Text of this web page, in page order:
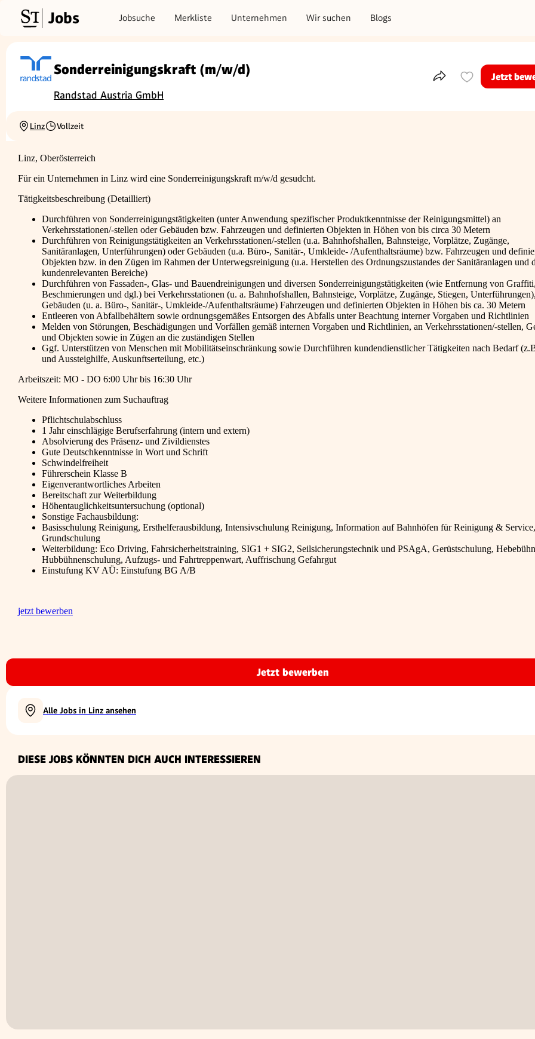
Jobs Jobsuche Merkliste Unternehmen Wir suchen Blogs
Sonderreinigungskraft (m/w/d)
Randstad Austria GmbH
Teile dieses Inserat
Jetzt
Ortschaft
Linz
Beschäftigungsart
Vollzeit
Linz, Oberösterreich
Für ein Unternehmen in Linz wird eine Sonderreinigungskraft m/w/d gesudcht.
Tätigkeitsbeschreibung (Detailliert)
Durchführen von Sonderreinigungstätigkeiten (unter Anwendung spezifischer Produktkenntnisse der Reinigungsmittel) an
Verkehrsstationen/-stellen oder Gebäuden bzw. Fahrzeugen und definierten Objekten in Höhen von bis circa 30 Metern
Durchführen von Reinigungstätigkeiten an Verkehrsstationen/-stellen (u.a. Bahnhofshallen, Bahnsteige, Vorplätze, Zugänge,
Sanitäranlagen, Unterführungen) oder Gebäuden (u.a. Büro-, Sanitär-, Umkleide- /Aufenthaltsräume) bzw. Fahrzeugen und
Objekten bzw. in den Zügen im Rahmen der Unterwegsreinigung (u.a. Herstellen des Ordnungszustandes der Sanitäranlagen und
kundenrelevanten Bereiche)
Durchführen von Fassaden-, Glas- und Bauendreinigungen und diversen Sonderreinigungstätigkeiten (wie Entfernung von Graffiti,
Beschmierungen und dgl.) bei Verkehrsstationen (u. a. Bahnhofshallen, Bahnsteige, Vorplätze, Zugänge, Stiegen, Unterführungen),
Gebäuden (u. a. Büro-, Sanitär-, Umkleide-/Aufenthaltsräume) Fahrzeugen und definierten Objekten in Höhen bis ca. 30 Metern
Entleeren von Abfallbehältern sowie ordnungsgemäßes Entsorgen des Abfalls unter Beachtung interner Vorgaben und Richtlinien
Melden von Störungen, Beschädigungen und Vorfällen gemäß internen Vorgaben und Richtlinien, an Verkehrsstationen/-stellen,
und Objekten sowie in Zügen an die zuständigen Stellen
Ggf. Unterstützen von Menschen mit Mobilitätseinschränkung sowie Durchführen kundendienstlicher Tätigkeiten nach Bedarf
und Aussteighilfe, Auskunftserteilung, etc.)
Arbeitszeit: MO - DO 6:00 Uhr bis 16:30 Uhr
Weitere Informationen zum Suchauftrag
Pflichtschulabschluss
1 Jahr einschlägige Berufserfahrung (intern und extern)
Absolvierung des Präsenz- und Zivildienstes
Gute Deutschkenntnisse in Wort und Schrift
Schwindelfreiheit
Führerschein Klasse B
Eigenverantwortliches Arbeiten
Bereitschaft zur Weiterbildung
Höhentauglichkeitsuntersuchung (optional)
Sonstige Fachausbildung:
Basisschulung Reinigung, Ersthelferausbildung, Intensivschulung Reinigung, Information auf Bahnhöfen für Reinigung &
Grundschulung
Weiterbildung: Eco Driving, Fahrsicherheitstraining, SIG1 + SIG2, Seilsicherungstechnik und PSAgA, Gerüstschulung,
Hubbühnenschulung, Aufzugs- und Fahrtreppenwart, Auffrischung Gefahrgut
Einstufung KV AÜ: Einstufung BG A/B
jetzt bewerben
Jetzt bewerben
Alle Jobs in Linz ansehen
DIESE JOBS KÖNNTEN DICH AUCH INTERESSIEREN